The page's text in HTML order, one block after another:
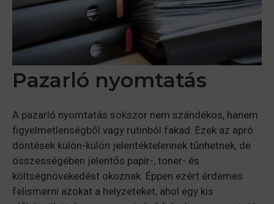
Pazarló nyomtatás
A pazarló nyomtatás sokszor nem szándékos, hanem
figyelmetlenségből vagy rutinból fakad. Ezek az apró
döntések külön-külön jelentéktelennek tűnhetnek, de
összességében jelentős papír-, toner- és
költségnövekedést okoznak. Éppen ezért érdemes
felismerni azokat a helyzeteket, ahol egy kis